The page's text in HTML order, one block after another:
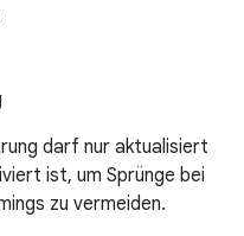
darf nur aktualisiert
ist, um Sprünge bei
zu vermeiden.